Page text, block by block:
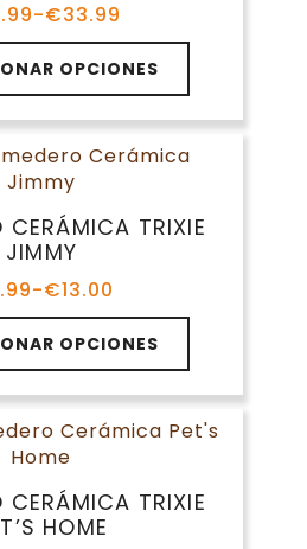
-€33.99
Rango
de
precios:
desde
€14.99
hasta
€33.99
OPCIONES
CERÁMICA TRIXIE
JIMMY
-€13.00
Rango
de
precios:
desde
€9.99
hasta
€13.00
OPCIONES
CERÁMICA TRIXIE
HOME